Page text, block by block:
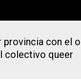
provincia con
colectivo queer